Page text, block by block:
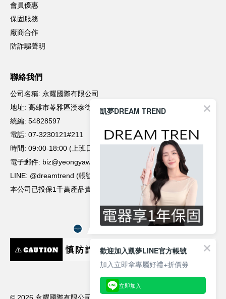
凱夢DREAM TREND